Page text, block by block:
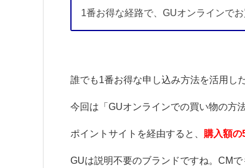
1番お得な経路で、GUオンラインで
誰でも1番お得な申し込み方法を活用し
今回は「GUオンラインでの買い物の方法
ポイントサイトを経由すると、 購入額の
GUは説明不要のブランドですね。CM